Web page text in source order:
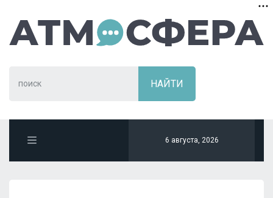
6 августа, 2026